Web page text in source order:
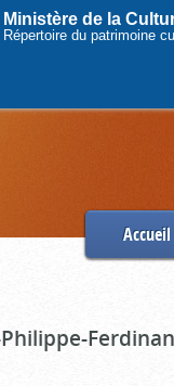
Ministère de la
Répertoire du patrimoine
Accueil